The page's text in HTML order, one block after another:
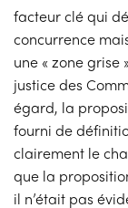
facteur clé qui
concurrence
une « zone
justice des
égard, la
fourni de
clairement le
que la
il n’était pas